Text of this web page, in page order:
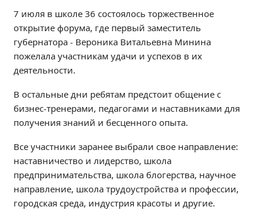
Учебно-производственный комплекс
Центр карьеры
Противодействие коррупции
Всероссийское чемпионатное движение
СВЕДЕНИЯ ОБ ОБРАЗОВАТЕЛЬНОЙ ОРГАНИЗАЦИИ
Структура и органы управления образовательной
организацией
Документы
Образование
Образовательные стандарты и требования
7 июля в школе 36 состоялось торжественное
открытие форума, где первый заместитель
губернатора - Вероника Витальевна Минина
пожелала участникам удачи и успехов в их
деятельности.
В остальные дни ребятам предстоит общение с
бизнес-тренерами, педагогами и наставниками для
получения знаний и бесценного опыта.
Все участники заранее выбрали свое направление:
наставничество и лидерство, школа
предпринимательства, школа блогерства, научное
направление, школа трудоустройства и профессии,
городская среда, индустрия красоты и другие.